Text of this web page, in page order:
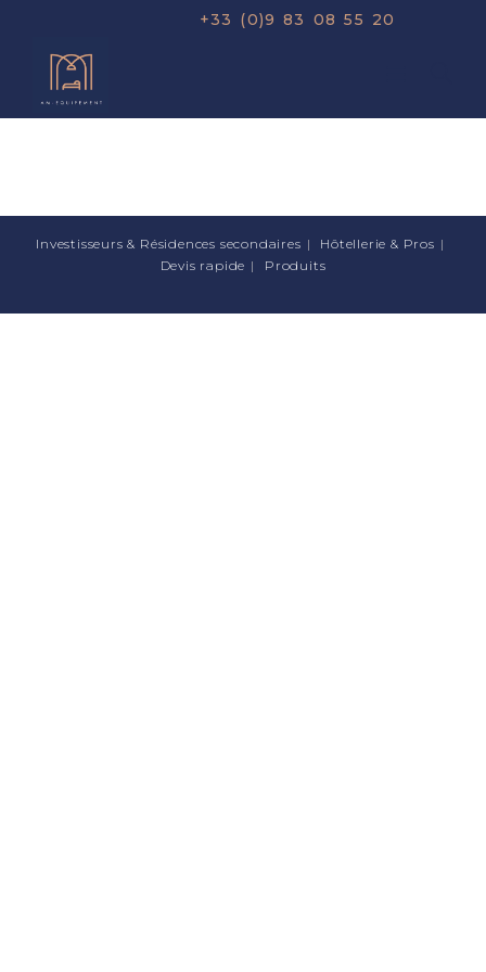
+33 (0)9 83 08 55 20
Investisseurs & Résidences secondaires
Hôtellerie & Pros
Devis rapide
Produits